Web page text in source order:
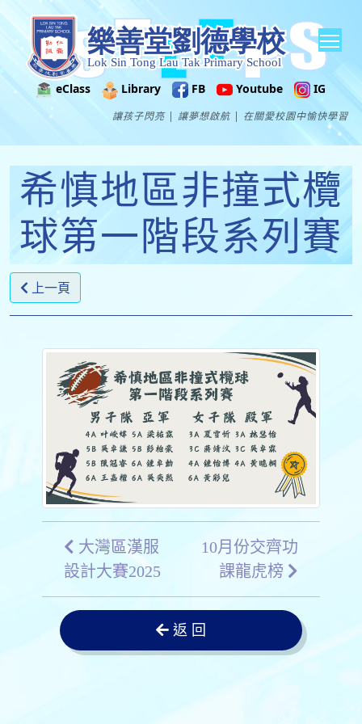
eClass Library FB Youtube IG
讓孩子閃亮 | 讓夢想啟航 | 在關愛校園中愉快學習
希慎地區非撞式欖
球第一階段系列賽
上一頁
大灣區漢服
設計大賽2025
10月份交齊功
課龍虎榜
返 回